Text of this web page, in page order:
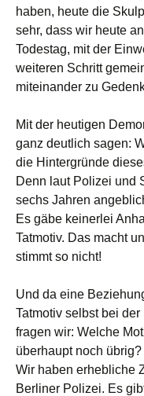
haben, heute die
sehr, dass wir heute
Todestag, mit der
weiteren Schritt
miteinander zu
Mit der heutigen
ganz deutlich sagen:
die Hintergründe
Denn laut Polizei und
sechs Jahren
Es gäbe keinerlei
Tatmotiv. Das macht
stimmt so nicht!
Und da eine
Tatmotiv selbst bei
fragen wir: Welche
überhaupt noch übrig?
Wir haben erhebliche
Berliner Polizei. Es